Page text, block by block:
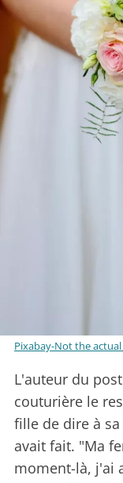
Pixabay-Not the
L'auteur du
couturière le
fille de dire à
avait fait. "Ma
moment-là, j'ai